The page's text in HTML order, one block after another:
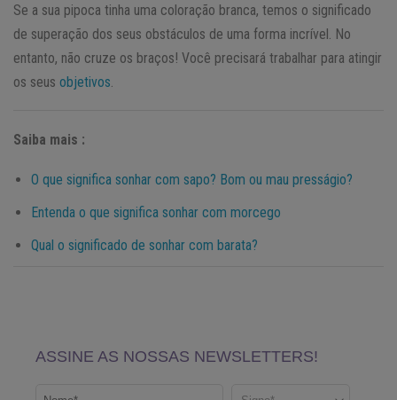
Se a sua pipoca tinha uma coloração branca, temos o significado
de superação dos seus obstáculos de uma forma incrível. No
entanto, não cruze os braços! Você precisará trabalhar para atingir
os seus objetivos
Saiba mais :
O que significa sonhar com sapo? Bom ou mau presságio?
Entenda o que significa sonhar com morcego
Qual o significado de sonhar com barata?